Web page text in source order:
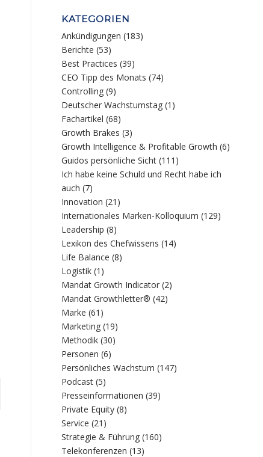
KATEGORIEN
Ankündigungen (183)
Berichte (53)
Best Practices (39)
CEO Tipp des Monats (74)
Controlling (9)
Deutscher Wachstumstag (1)
Fachartikel (68)
Growth Brakes (3)
Growth Intelligence & Profitable Growth (6)
Guidos persönliche Sicht (111)
Ich habe keine Schuld und Recht habe ich
auch (7)
Innovation (21)
Internationales Marken-Kolloquium (129)
Leadership (8)
Lexikon des Chefwissens (14)
Life Balance (8)
Logistik (1)
Mandat Growth Indicator (2)
Mandat Growthletter® (42)
Marke (61)
Marketing (19)
Methodik (30)
Personen (6)
Persönliches Wachstum (147)
Podcast (5)
Presseinformationen (39)
Private Equity (8)
Service (21)
Strategie & Führung (160)
Telekonferenzen (13)